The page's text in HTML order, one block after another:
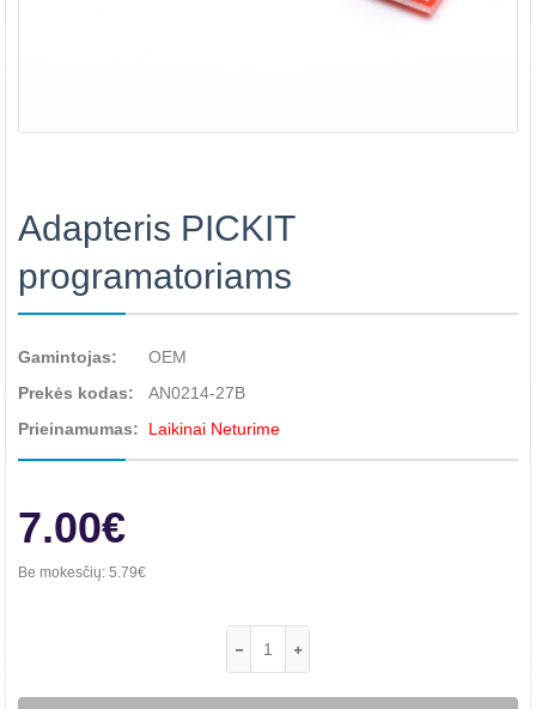
Adapteris PICKIT
programatoriams
Gamintojas:
OEM
Prekės kodas:
AN0214-27B
Prieinamumas:
Laikinai Neturime
7.00€
Be mokesčių: 5.79€